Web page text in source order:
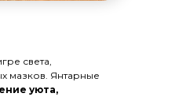
света,
мазков. Янтарные
уюта,